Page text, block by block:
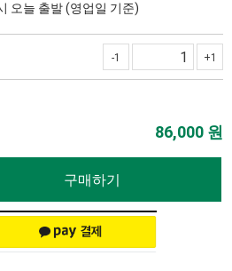
오늘 출발 (영업일 기준)
+1
-1
86,000 원
구매하기